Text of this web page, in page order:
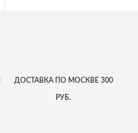
ДОСТАВКАПО МОСКВЕ 300
РУБ.